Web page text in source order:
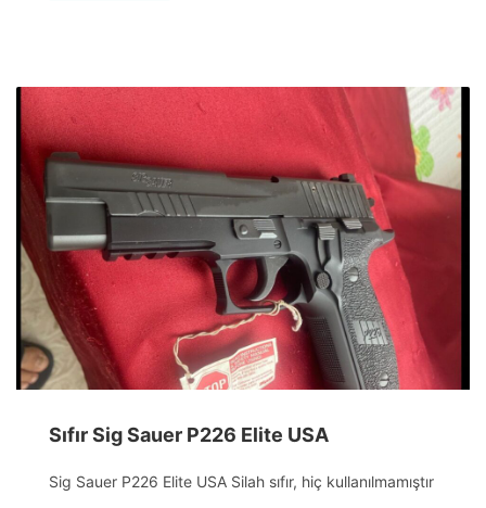
Sıfır Sig Sauer P226 Elite USA
Sig Sauer P226 Elite USA Silah sıfır, hiç kullanılmamıştır